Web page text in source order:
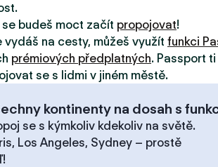
se budeš moct začít propojovat!
vydáš na cesty, můžeš využít funkci
prémiových předplatných. Passport
se s lidmi v jiném městě.
kontinenty na dosah s
se s kýmkoliv kdekoliv na světě.
Los Angeles, Sydney – prostě